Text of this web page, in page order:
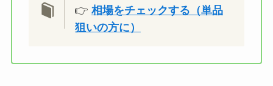
👉 相場をチェックする（単品
狙いの方に）